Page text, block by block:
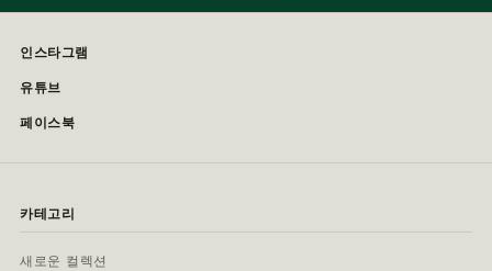
인스타그램
유튜브
페이스북
카테고리
새로운 컬렉션